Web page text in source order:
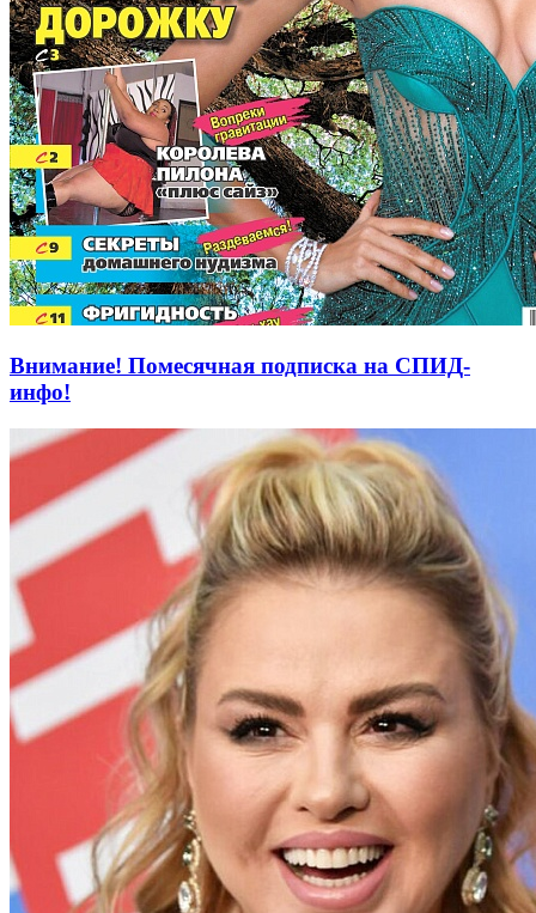
Внимание! Помесячная подписка на СПИД-
инфо!